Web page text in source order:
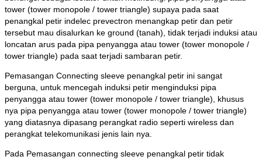
tower (tower monopole / tower triangle) supaya pada saat
penangkal petir indelec prevectron menangkap petir dan petir
tersebut mau disalurkan ke ground (tanah), tidak terjadi induksi atau
loncatan arus pada pipa penyangga atau tower (tower monopole /
tower triangle) pada saat terjadi sambaran petir.
Pemasangan Connecting sleeve penangkal petir ini sangat
berguna, untuk mencegah induksi petir menginduksi pipa
penyangga atau tower (tower monopole / tower triangle), khusus
nya pipa penyangga atau tower (tower monopole / tower triangle)
yang diatasnya dipasang perangkat radio seperti wireless dan
perangkat telekomunikasi jenis lain nya.
Pada Pemasangan connecting sleeve penangkal petir tidak